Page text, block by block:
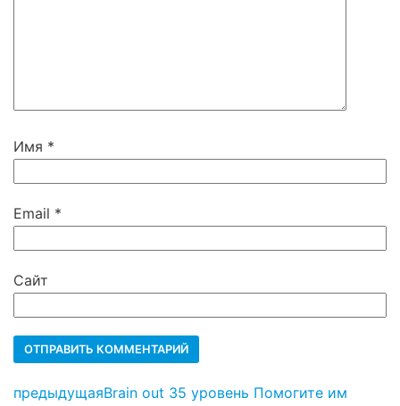
Имя *
Email *
Сайт
предыдущаяBrain out 35 уровень Помогите им